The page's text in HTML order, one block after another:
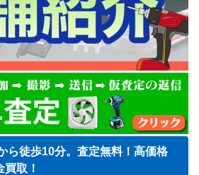
ら徒歩10分。査定無料！高価格
取！